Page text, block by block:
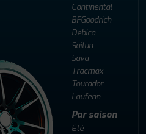
Continental
BFGoodrich
Debica
Sailun
Sava
Tracmax
Tourador
Laufenn
Par saison
Été